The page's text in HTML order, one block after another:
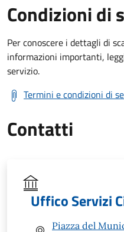
Condizioni di
Per conoscere i dettagli di
informazioni importanti,
servizio.
Termini e condizioni di
Contatti
Uffico Servizi
Piazza del